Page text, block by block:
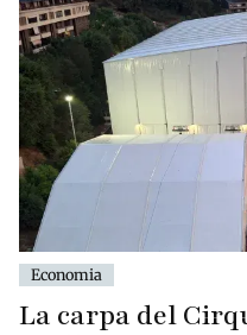
Economia
La carpa del